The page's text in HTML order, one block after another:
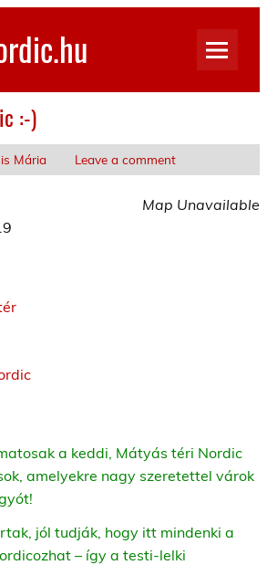
:-)
Mária Leave a comment
Map Unavailable
a keddi, Mátyás téri Nordic
amelyekre nagy szeretettel várok
jól tudják, hogy itt mindenki a
– így a testi-lelki